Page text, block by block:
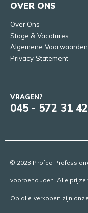
OVER ONS
Over Ons
Stage & Vacatures
Algemene Voorwaarden
Privacy Statement
VRAGEN?
045 - 572 31 42
© 2023 Profeq
voorbehouden. Alle
Op alle verkopen zijn